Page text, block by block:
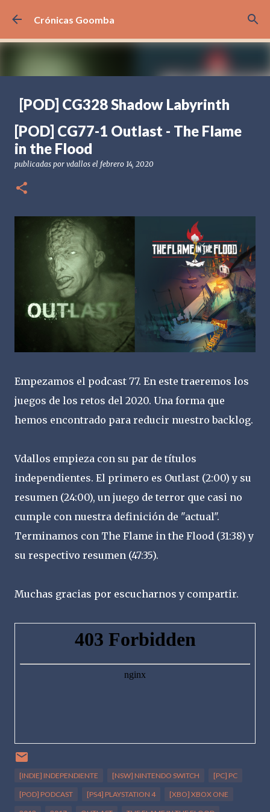
Ir al contenido principal
Crónicas Goomba
[POD] CG328 Shadow Labyrinth
[PS5] PLAYSTATION 5
SHADOW LABYRINTH
[POD] CG77-1 Outlast - The Flame
in the Flood
publicadas por vdallos el febrero 14, 2020
Empezamos el podcast 77. En este traeremos los
juegos de los retos del 2020. Una forma que
hemos encontrado para reducir nuestro backlog.
Vdallos empieza con su par de títulos
independientes. El primero es Outlast (2:00) y su
resumen (24:00), un juego de terror que casi no
cumple con nuestra definición de "actual".
Terminamos con The Flame in the Flood (31:38) y
su respectivo resumen (47:35).
Muchas gracias por escucharnos y compartir.
[INDIE] INDEPENDIENTE [NSW] NINTENDO SWITCH [PC] PC
[POD] PODCAST [PS4] PLAYSTATION 4 [XBO] XBOX ONE